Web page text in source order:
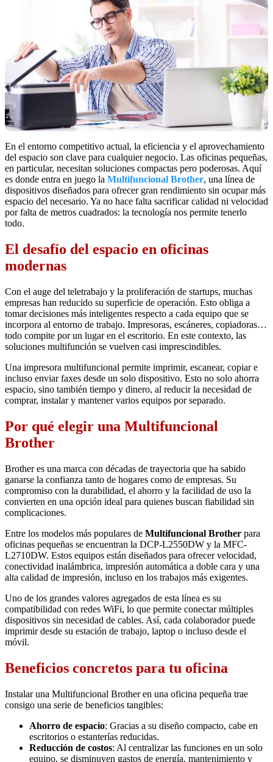
En el entorno competitivo actual, la eficiencia y el aprovechamiento
del espacio son clave para cualquier negocio. Las oficinas pequeñas,
en particular, necesitan soluciones compactas pero poderosas. Aquí
es donde entra en juego la Multifuncional Brother, una línea de
dispositivos diseñados para ofrecer gran rendimiento sin ocupar más
espacio del necesario. Ya no hace falta sacrificar calidad ni velocidad
por falta de metros cuadrados: la tecnología nos permite tenerlo
todo.
El desafío del espacio en oficinas
modernas
Con el auge del teletrabajo y la proliferación de startups, muchas
empresas han reducido su superficie de operación. Esto obliga a
tomar decisiones más inteligentes respecto a cada equipo que se
incorpora al entorno de trabajo. Impresoras, escáneres, copiadoras…
todo compite por un lugar en el escritorio. En este contexto, las
soluciones multifunción se vuelven casi imprescindibles.
Una impresora multifuncional permite imprimir, escanear, copiar e
incluso enviar faxes desde un solo dispositivo. Esto no solo ahorra
espacio, sino también tiempo y dinero, al reducir la necesidad de
comprar, instalar y mantener varios equipos por separado.
Por qué elegir una Multifuncional
Brother
Brother es una marca con décadas de trayectoria que ha sabido
ganarse la confianza tanto de hogares como de empresas. Su
compromiso con la durabilidad, el ahorro y la facilidad de uso la
convierten en una opción ideal para quienes buscan fiabilidad sin
complicaciones.
Entre los modelos más populares de Multifuncional Brother para
oficinas pequeñas se encuentran la DCP-L2550DW y la MFC-
L2710DW. Estos equipos están diseñados para ofrecer velocidad,
conectividad inalámbrica, impresión automática a doble cara y una
alta calidad de impresión, incluso en los trabajos más exigentes.
Uno de los grandes valores agregados de esta línea es su
compatibilidad con redes WiFi, lo que permite conectar múltiples
dispositivos sin necesidad de cables. Así, cada colaborador puede
imprimir desde su estación de trabajo, laptop o incluso desde el
móvil.
Beneficios concretos para tu oficina
Instalar una Multifuncional Brother en una oficina pequeña trae
consigo una serie de beneficios tangibles:
Ahorro de espacio: Gracias a su diseño compacto, cabe en
escritorios o estanterías reducidas.
Reducción de costos: Al centralizar las funciones en un solo
equipo, se disminuyen gastos de energía, mantenimiento y